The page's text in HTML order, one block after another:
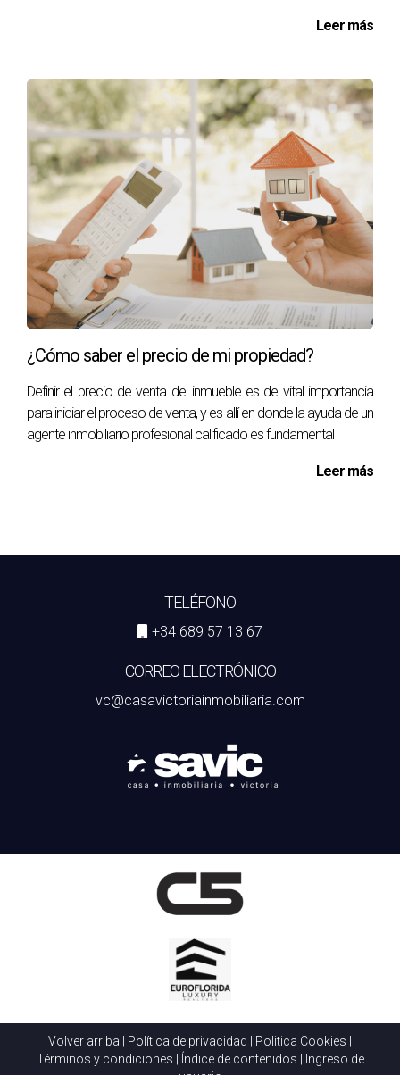
Leer más
¿Cómo saber el precio de mi propiedad?
Definir el precio de venta del inmueble es de vital importancia
para iniciar el proceso de venta, y es allí en donde la ayuda de un
agente inmobiliario profesional calificado es fundamental
Leer más
TELÉFONO
+34 689 57 13 67
CORREO ELECTRÓNICO
vc@casavictoriainmobiliaria.com
Volver arriba Política de privacidad Politica Cookies
Términos y condiciones
Índice de contenidos
Ingreso de